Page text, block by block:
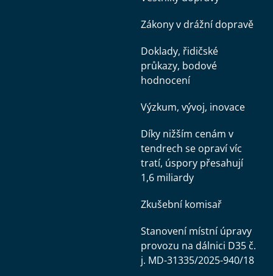
Zákony v drážní dopravě
Doklady, řidičské
průkazy, bodové
hodnocení
Výzkum, vývoj, inovace
Díky nižším cenám v
tendrech se opraví víc
tratí, úspory přesahují
1,6 miliardy
Zkušební komisař
Stanovení místní úpravy
provozu na dálnici D35 č.
j. MD-31335/2025-940/18